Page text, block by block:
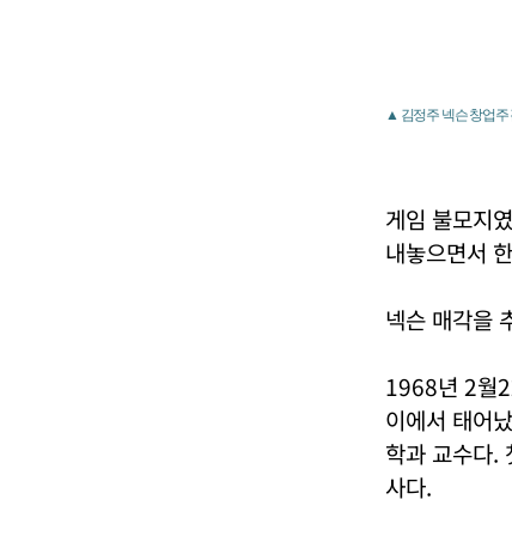
▲ 김정주 넥슨 창업주
게임 불모지
내놓으면서
넥슨 매각을
1968년 2월
이에서 태어
학과 교수다.
사다.